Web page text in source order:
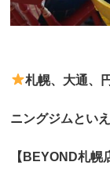
札幌、大通、
ニングジムとい
【BEYOND札